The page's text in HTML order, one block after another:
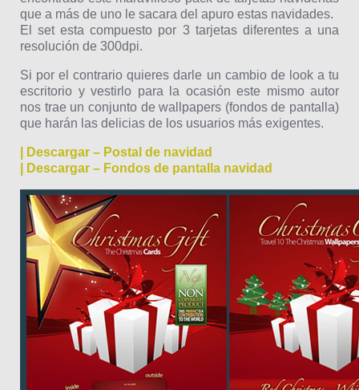
que a más de uno le sacara del apuro estas navidades.
El set esta compuesto por 3 tarjetas diferentes a una
resolución de 300dpi.
Si por el contrario quieres darle un cambio de look a tu
escritorio y vestirlo para la ocasión este mismo autor
nos trae un conjunto de wallpapers (fondos de pantalla)
que harán las delicias de los usuarios más exigentes.
| Descargar – Postal de navidad
| Descargar – Fondos de pantalla navidad